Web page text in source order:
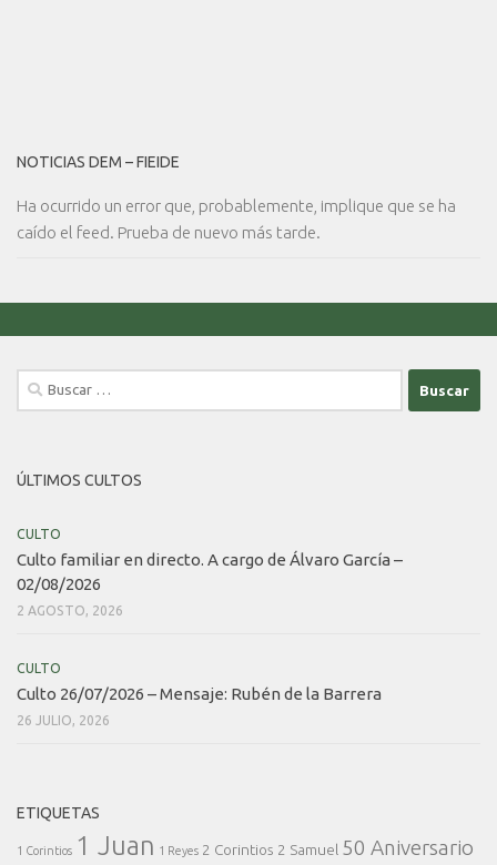
NOTICIAS DEM – FIEIDE
Ha ocurrido un error que, probablemente, implique que se ha
caído el feed. Prueba de nuevo más tarde.
Buscar:
ÚLTIMOS CULTOS
CULTO
Culto familiar en directo. A cargo de Álvaro García –
02/08/2026
2 AGOSTO, 2026
CULTO
Culto 26/07/2026 – Mensaje: Rubén de la Barrera
26 JULIO, 2026
ETIQUETAS
1 Corintios 1 Juan 1 Reyes 2 Corintios 2 Samuel 50 Aniversario